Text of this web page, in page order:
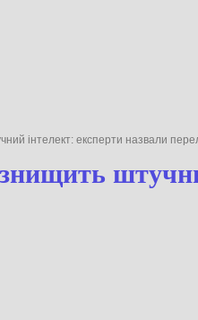
інтелект: експерти назвали
знищить